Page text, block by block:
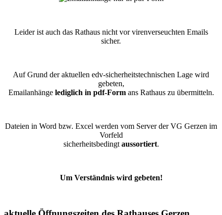
Leider ist auch das Rathaus nicht vor virenverseuchten Emails
sicher.
Auf Grund der aktuellen edv-sicherheitstechnischen Lage wird
gebeten,
Emailanhänge lediglich in pdf-Formans Rathaus zu übermitteln.
Dateien in Word bzw. Excel werden vom Server der VG Gerzen im
Vorfeld
sicherheitsbedingt aussortiert.
Um Verständnis wird gebeten!